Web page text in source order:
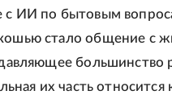
с ИИ по бытовым
стало общение с
большинство
их часть относится